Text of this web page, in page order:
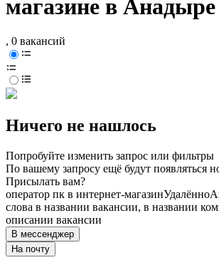
магазине в Анадыре
, 0 вакансий
Ничего не нашлось
Попробуйте изменить запрос или фильтры
По вашему запросу ещё будут появляться
Присылать вам?
оператор пк в интернет-магазинУдалённо
слова в названии вакансии, в названии
описании вакансии
В мессенджер
На почту